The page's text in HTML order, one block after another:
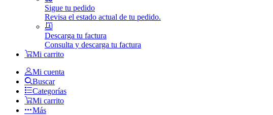
Sigue tu pedido
Revisa el estado actual de tu pedido.
Descarga tu factura
Consulta y descarga tu factura
Mi carrito
Mi cuenta
Buscar
Categorías
Mi carrito
Más